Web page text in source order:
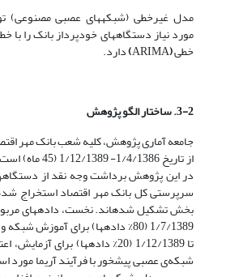
مدل غیرخطی (شبکه­های عصبی مصنوعی)
مورد نیاز دستگاه­های خودپرداز بانک را
خطی(
ARIMA
)دارد.
3-2. ساختار الگو پژوهش
جامعه آماری پژوهش، کلیه شعب بانک مهر
از تاریخ 1/4/
در این پژوهش برداشت وجه نقد از
سرپرستی کل بانک مهر اقتصاد استخراج
تا 1/12/1389 (20% داده­ها) برای
شبکه‌ی عصبی پیش­خور با فرآیند آریما مورد